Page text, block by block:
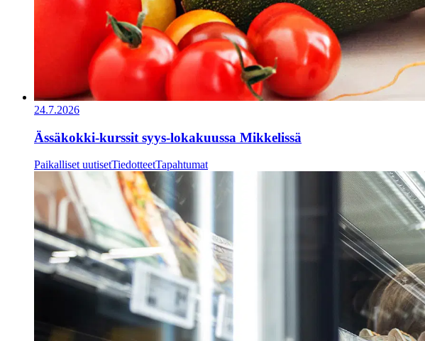
24.7.2026
Ässäkokki-kurssit syys-lokakuussa Mikkelissä
Paikalliset uutisetTiedotteetTapahtumat